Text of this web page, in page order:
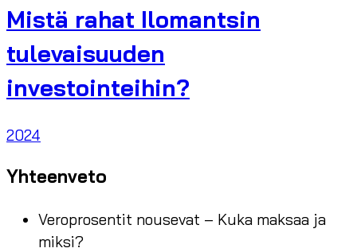
Mistä rahat Ilomantsin
tulevaisuuden
investointeihin?
2024
Yhteenveto
Veroprosentit nousevat – Kuka maksaa ja
miksi?